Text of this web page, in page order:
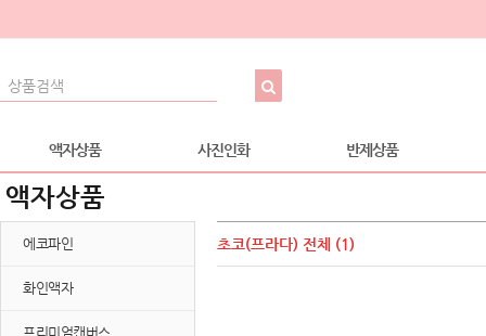
액자상품 사진인화 반제상품
액자상품
에코파인
화인액자
프리미엄캔버스
초코(프라다) 전체 (1)